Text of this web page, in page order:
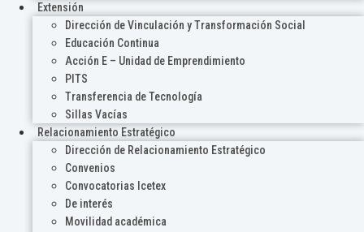
Extensión
Dirección de Vinculación y Transformación Social
Educación Continua
Acción E – Unidad de Emprendimiento
PITS
Transferencia de Tecnología
Sillas Vacías
Relacionamiento Estratégico
Dirección de Relacionamiento Estratégico
Convenios
Convocatorias Icetex
De interés
Movilidad académica